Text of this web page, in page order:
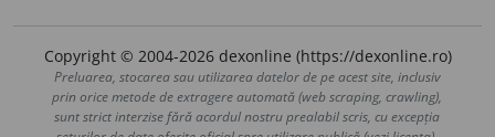
Copyright © 2004-2026 dexonline (https://dexonline.ro)
Preluarea, stocarea sau utilizarea datelor de pe acest site, inclusiv
prin orice metode de extragere automată (web scraping, crawling),
sunt strict interzise fără acordul nostru prealabil scris, cu excepția